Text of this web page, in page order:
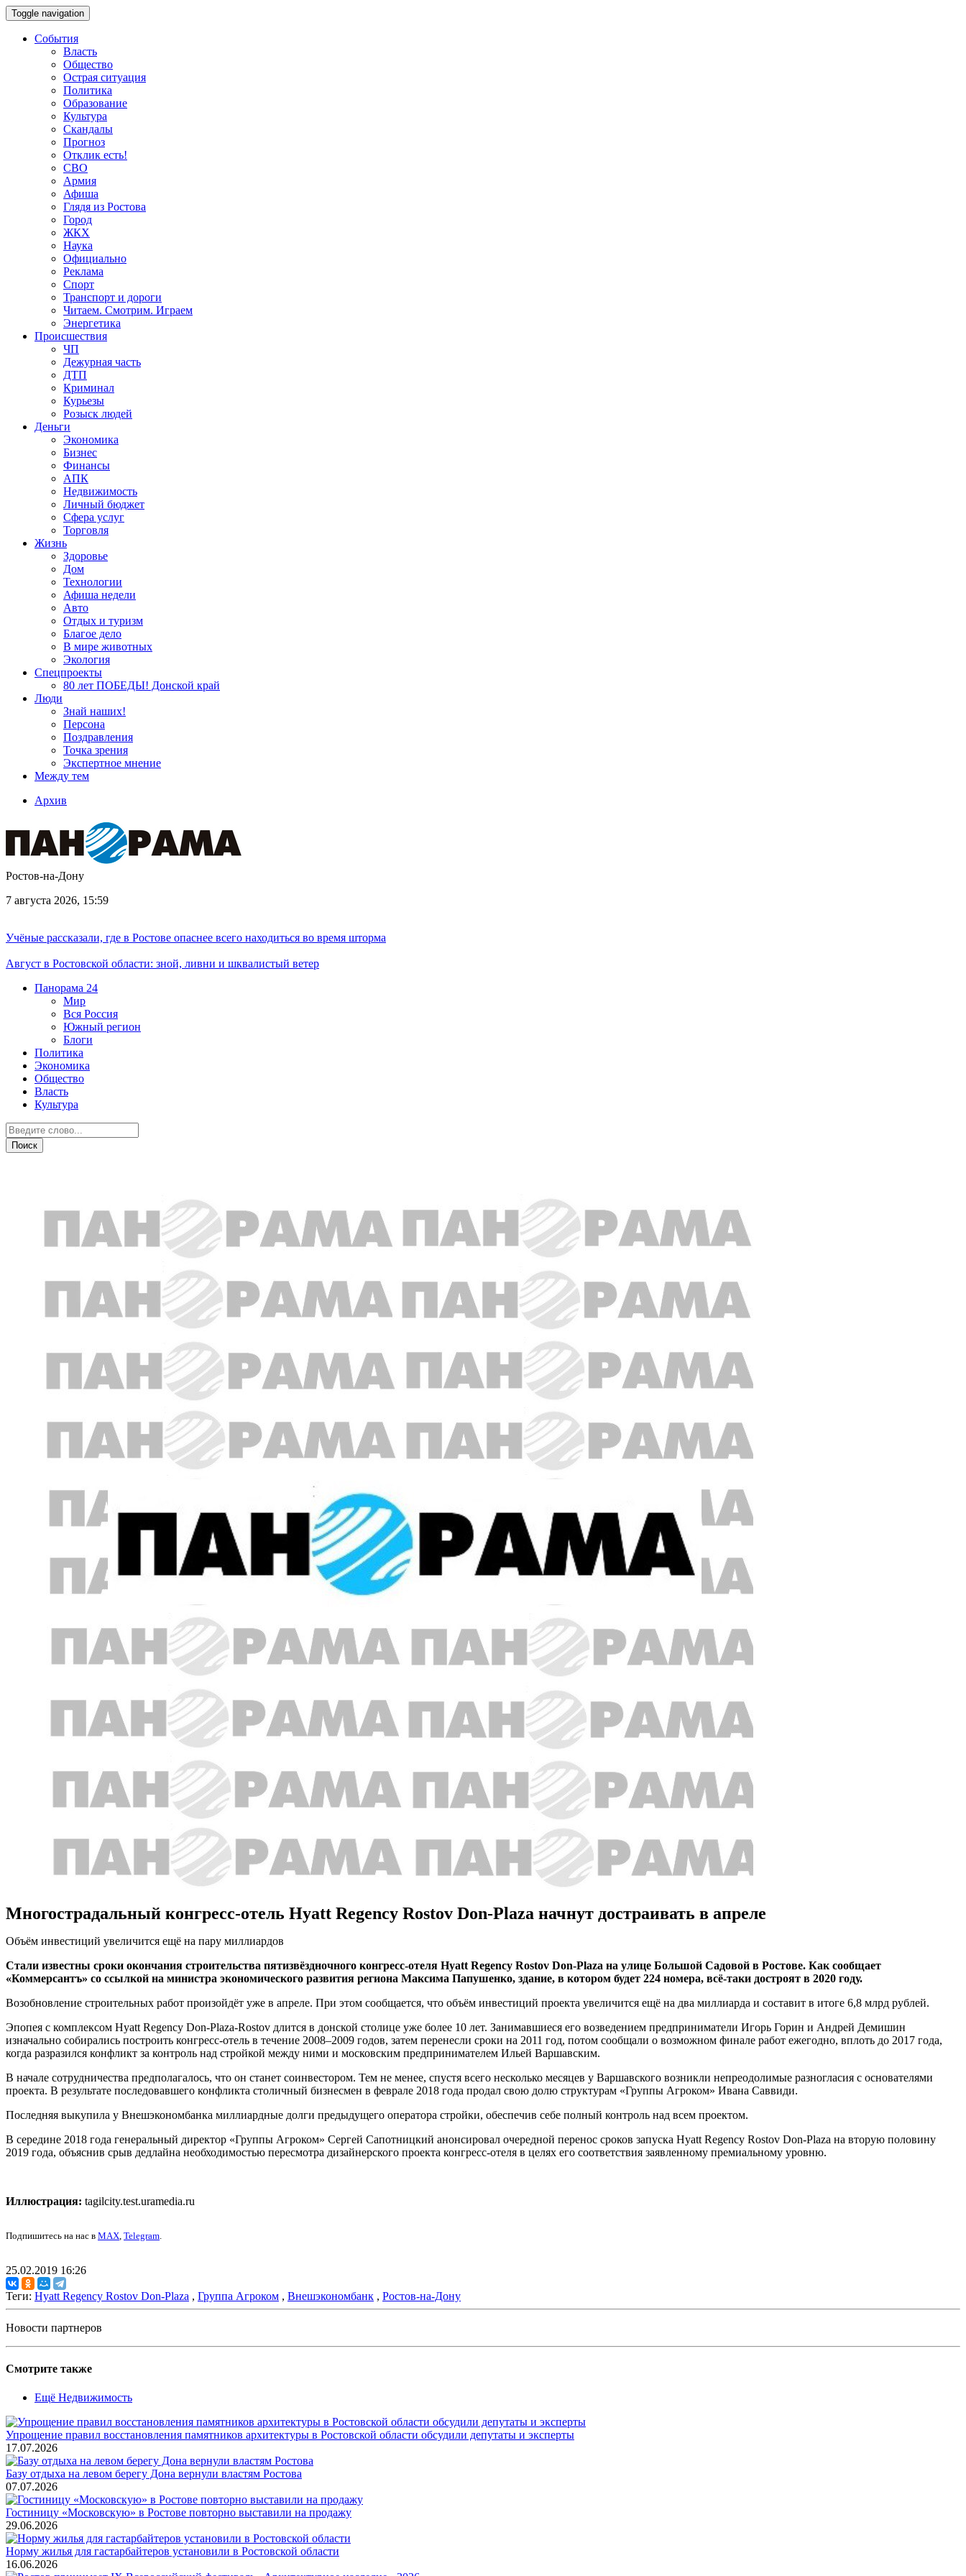
Toggle navigation
События
Власть
Общество
Острая ситуация
Политика
Образование
Культура
Скандалы
Прогноз
Отклик есть!
СВО
Армия
Афиша
Глядя из Ростова
Город
ЖКХ
Наука
Официально
Реклама
Спорт
Транспорт и дороги
Читаем. Смотрим. Играем
Энергетика
Происшествия
ЧП
Дежурная часть
ДТП
Криминал
Курьезы
Розыск людей
Деньги
Экономика
Бизнес
Финансы
АПК
Недвижимость
Личный бюджет
Сфера услуг
Торговля
Жизнь
Здоровье
Дом
Технологии
Афиша недели
Авто
Отдых и туризм
Благое дело
В мире животных
Экология
Спецпроекты
80 лет ПОБЕДЫ! Донской край
Люди
Знай наших!
Персона
Поздравления
Точка зрения
Экспертное мнение
Между тем
Архив
Ростов-на-Дону
7 августа 2026, 15:59
Учёные рассказали, где в Ростове опаснее всего находиться во время шторма
Август в Ростовской области: зной, ливни и шквалистый ветер
Панорама 24
Мир
Вся Россия
Южный регион
Блоги
Политика
Экономика
Общество
Власть
Культура
Многострадальный конгресс-отель Hyatt Regency Rostov Don-Plaza начнут достраивать в апреле
Объём инвестиций увеличится ещё на пару миллиардов
Стали известны сроки окончания строительства пятизвёздночного конгресс-отеля Hyatt Regency Rostov Don-Plaza на улице Большой Садовой в Ростове. Как сообщает
«Коммерсантъ» со ссылкой на министра экономического развития региона Максима Папушенко, здание, в котором будет 224 номера, всё-таки достроят в 2020 году.
Возобновление строительных работ произойдёт уже в апреле. При этом сообщается, что объём инвестиций проекта увеличится ещё на два миллиарда и составит в итоге 6,8 млрд рублей.
Эпопея с комплексом Hyatt Regency Don-Plaza-Rostov длится в донской столице уже более 10 лет. Занимавшиеся его возведением предприниматели Игорь Горин и Андрей Демишин
изначально собирались построить конгресс-отель в течение 2008–2009 годов, затем перенесли сроки на 2011 год, потом сообщали о возможном финале работ ежегодно, вплоть до 2017 года,
когда разразился конфликт за контроль над стройкой между ними и московским предпринимателем Ильей Варшавским.
В начале сотрудничества предполагалось, что он станет соинвестором. Тем не менее, спустя всего несколько месяцев у Варшавского возникли непреодолимые разногласия с основателями
проекта. В результате последовавшего конфликта столичный бизнесмен в феврале 2018 года продал свою долю структурам «Группы Агроком» Ивана Саввиди.
Последняя выкупила у Внешэкономбанка миллиардные долги предыдущего оператора стройки, обеспечив себе полный контроль над всем проектом.
В середине 2018 года генеральный директор «Группы Агроком» Сергей Сапотницкий анонсировал очередной перенос сроков запуска Hyatt Regency Rostov Don-Plaza на вторую половину
2019 года, объяснив срыв дедлайна необходимостью пересмотра дизайнерского проекта конгресс-отеля в целях его соответствия заявленному премиальному уровню.
Иллюстрация: tagilcity.test.uramedia.ru
Подпишитесь на нас в MAX, Telegram.
25.02.2019 16:26
Теги: Hyatt Regency Rostov Don-Plaza , Группа Агроком , Внешэкономбанк , Ростов-на-Дону
Новости партнеров
Смотрите также
Ещё Недвижимость
Упрощение правил восстановления памятников архитектуры в Ростовской области обсудили депутаты и эксперты
17.07.2026
Базу отдыха на левом берегу Дона вернули властям Ростова
07.07.2026
Гостиницу «Московскую» в Ростове повторно выставили на продажу
29.06.2026
Норму жилья для гастарбайтеров установили в Ростовской области
16.06.2026